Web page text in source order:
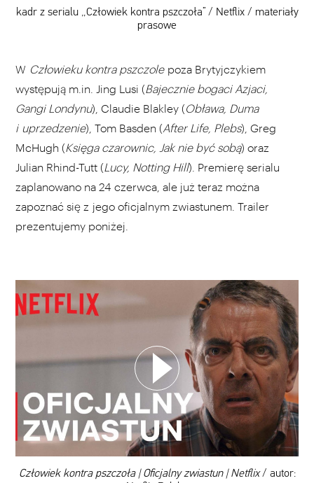
kadr z serialu „Człowiek kontra pszczoła” / Netflix / materiały
prasowe
W Człowieku kontra pszczole poza Brytyjczykiem
występują m.in. Jing Lusi (Bajecznie bogaci Azjaci,
Gangi Londynu), Claudie Blakley (Obława, Duma
i uprzedzenie), Tom Basden (After Life, Plebs), Greg
McHugh (Księga czarownic, Jak nie być sobą) oraz
Julian Rhind-Tutt (Lucy, Notting Hill). Premierę serialu
zaplanowano na 24 czerwca, ale już teraz można
zapoznać się z jego oficjalnym zwiastunem. Trailer
prezentujemy poniżej.
00:00
Człowiek kontra pszczoła | Oficjalny zwiastun | Netflix/ autor:
DODAJ TEN FILM DO PLAYLISTY